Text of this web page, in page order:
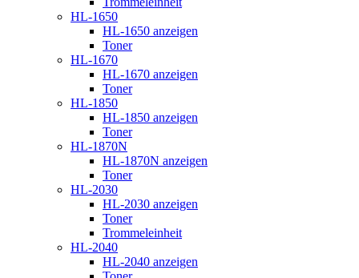
HL-1650
HL-1650 anzeigen
Toner
HL-1670
HL-1670 anzeigen
Toner
HL-1850
HL-1850 anzeigen
Toner
HL-1870N
HL-1870N anzeigen
Toner
HL-2030
HL-2030 anzeigen
Toner
Trommeleinheit
HL-2040
HL-2040 anzeigen